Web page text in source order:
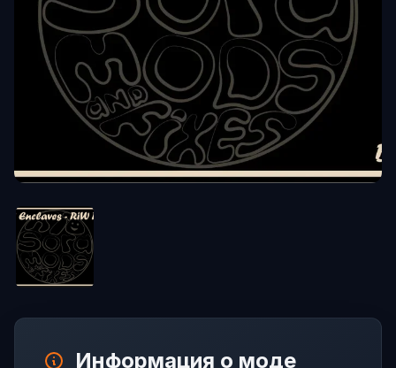
Информация о моде